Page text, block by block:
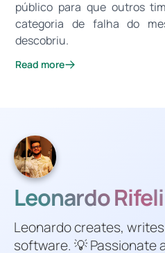
público para que outros
categoria de falha do
descobriu.
Read more
Leonardo
Leonardo creates,
software. 💡 Passionate